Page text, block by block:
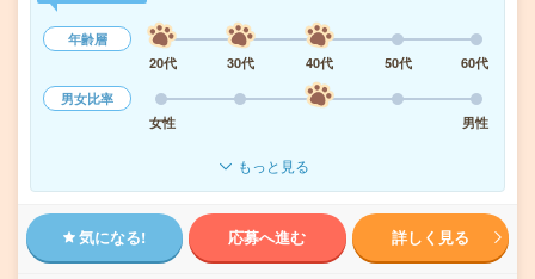
年齢層
20代
30代 40代 50代
60代
男女比率
女性
男性
もっと見る
気になる! 応募へ進む 詳しく見る